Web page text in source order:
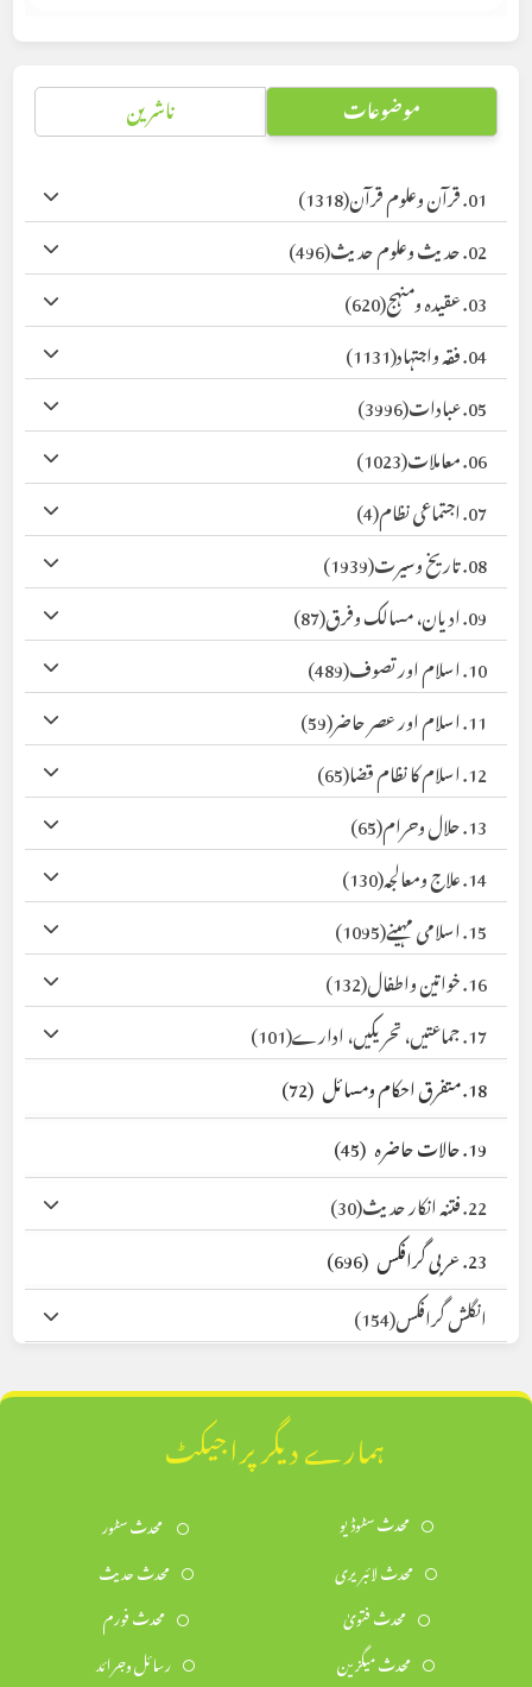
موضوعات ناشرین
01. قرآن وعلوم قرآن
(1318)
02. حدیث وعلوم حدیث
(496)
03. عقیدہ ومنہج
(620)
04. فقہ واجتہاد
(1131)
05. عبادات
(3996)
06. معاملات
(1023)
07. اجتماعی نظام
(4)
08. تاریخ وسیرت
(1939)
09. ادیان، مسالک وفرق
(87)
10. اسلام اور تصوف
(489)
11. اسلام اور عصر حاضر
(59)
12. اسلام کا نظام قضا
(65)
13. حلال وحرام
(65)
14. علاج ومعالجہ
(130)
15. اسلامی مہینے
(1095)
16. خواتین واطفال
(132)
17. جماعتیں، تحریکیں، ادارے
(101)
18. متفرق احکام ومسائل
(72)
19. حالات حاضرہ
(45)
22. فتنہ انکار حدیث
(30)
23. عربی گرافکس
(696)
انگلش گرافکس(154)
ہمارے دیگر پراجیکٹ
محدث سٹوڈیو
محدث سٹور
محدث لائبریری
محدث حدیث
محدث فتویٰ
محدث فورم
محدث میگزین
رسائل وجرائد